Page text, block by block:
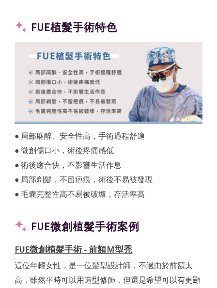
FUE植髮手術特色
● 局部麻醉、安全性高，手術過程舒適
● 微創傷口小，術後疼痛感低
● 術後癒合快，不影響生活作息
● 局部剃髮，不留疤痕，術後不易被發現
● 毛囊完整性高不易被破壞，存活率高
FUE微創植髮手術案例
FUE微創植髮手術 - 前額Ｍ型禿
這位年輕女性，是一位髮型設計師，不過由於前額太
高，雖然平時可以用造型修飾，但還是希望可以有更顯